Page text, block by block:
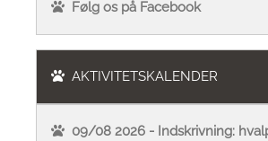
Følg os på Facebook
AKTIVITETSKALENDER
09/08 2026 - Indskrivning: